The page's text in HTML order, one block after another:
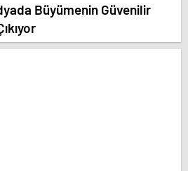
Büyümenin Güvenilir